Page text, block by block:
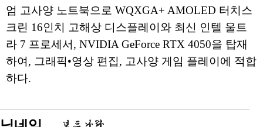
엄 고사양 노트북으로 WQXGA+ AMOLED 터치스
크린 16인치 고해상 디스플레이와 최신 인텔 울트
라 7 프로세서, NVIDIA GeForce RTX 4050을 탑재
하여, 그래픽•영상 편집, 고사양 게임 플레이에 적합
하다.